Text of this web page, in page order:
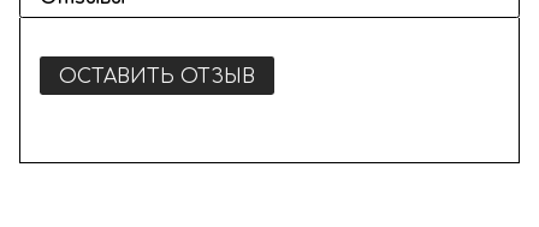
ОСТАВИТЬ ОТЗЫВ